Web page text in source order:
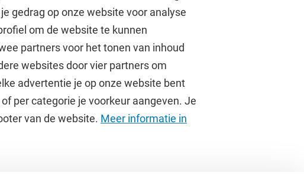
gedrag op onze website voor analyse
om de website te kunnen
partners voor het tonen van inhoud
websites door vier partners om
advertentie je op onze website bent
per categorie je voorkeur aangeven. Je
van de website. Meer informatie in
Over de VU
Contact en route
Werken bij de VU